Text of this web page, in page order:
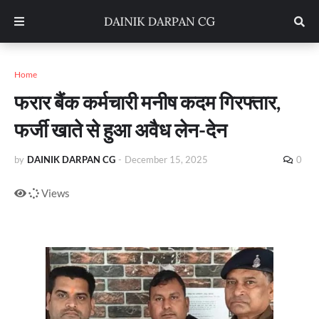
Home
फरार बैंक कर्मचारी मनीष कदम गिरफ्तार,
फर्जी खाते से हुआ अवैध लेन-देन
by DAINIK DARPAN CG - December 15, 2025 0
Views